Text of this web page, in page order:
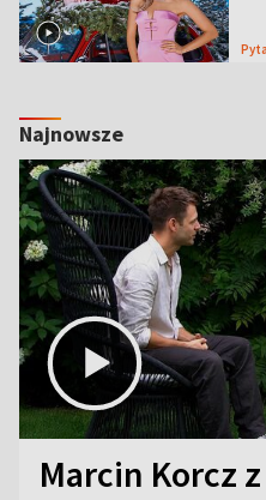
Najnowsze
Marcin Korcz